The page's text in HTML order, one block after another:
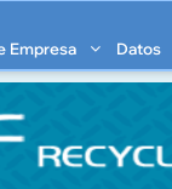
Empresa Datos